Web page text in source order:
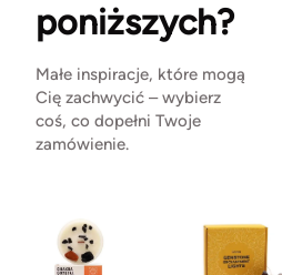
poniższych?
Małe inspiracje, które mogą
Cię zachwycić – wybierz
coś, co dopełni Twoje
zamówienie.